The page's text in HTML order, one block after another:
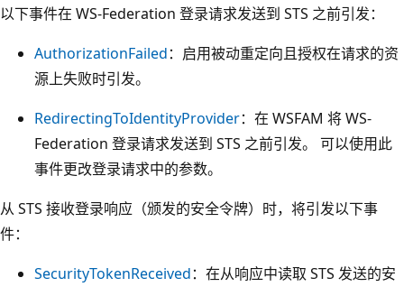
以下事件在 WS-Federation 登录请求发送到 STS 之前引发：
AuthorizationFailed：启用被动重定向且授权在请求的资
源上失败时引发。
RedirectingToIdentityProvider：在 WSFAM 将 WS-
Federation 登录请求发送到 STS 之前引发。 可以使用此
事件更改登录请求中的参数。
从 STS 接收登录响应（颁发的安全令牌）时，将引发以下事
件：
SecurityTokenReceived：在从响应中读取 STS 发送的安